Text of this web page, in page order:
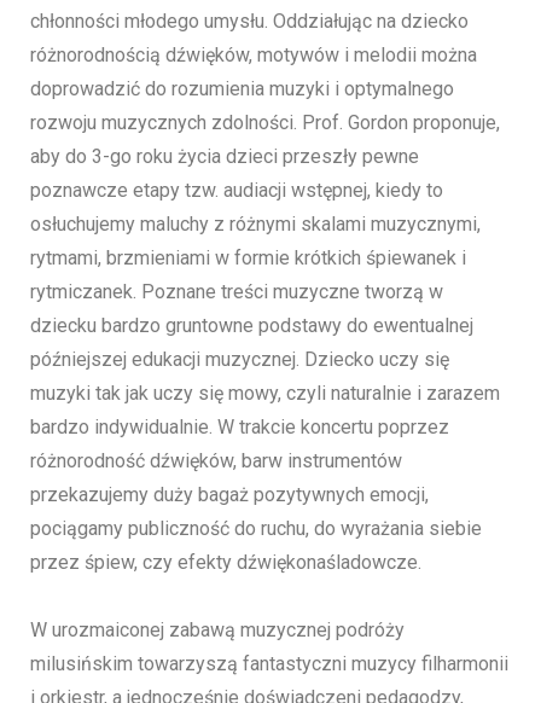
chłonności młodego umysłu. Oddziałując na dziecko
różnorodnością dźwięków, motywów i melodii można
doprowadzić do rozumienia muzyki i optymalnego
rozwoju muzycznych zdolności. Prof. Gordon proponuje,
aby do 3-go roku życia dzieci przeszły pewne
poznawcze etapy tzw. audiacji wstępnej, kiedy to
osłuchujemy maluchy z różnymi skalami muzycznymi,
rytmami, brzmieniami w formie krótkich śpiewanek i
rytmiczanek. Poznane treści muzyczne tworzą w
dziecku bardzo gruntowne podstawy do ewentualnej
późniejszej edukacji muzycznej. Dziecko uczy się
muzyki tak jak uczy się mowy, czyli naturalnie i zarazem
bardzo indywidualnie. W trakcie koncertu poprzez
różnorodność dźwięków, barw instrumentów
przekazujemy duży bagaż pozytywnych emocji,
pociągamy publiczność do ruchu, do wyrażania siebie
przez śpiew, czy efekty dźwiękonaśladowcze.
W urozmaiconej zabawą muzycznej podróży
milusińskim towarzyszą fantastyczni muzycy filharmonii
i orkiestr, a jednocześnie doświadczeni pedagodzy,